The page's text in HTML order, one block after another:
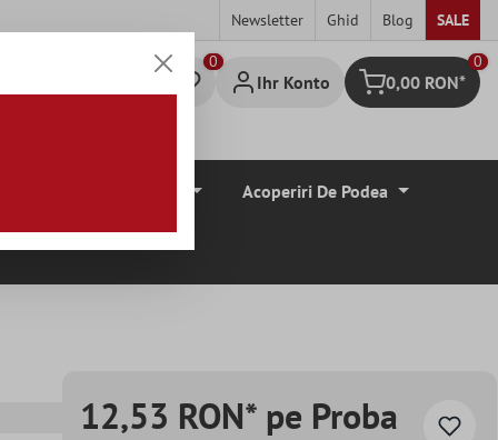
Newsletter Ghid Blog SALE
Ihr Konto Warenkorb
0
0,00 RON*
Acoperiri De Podea
12,53 RON* pe Proba